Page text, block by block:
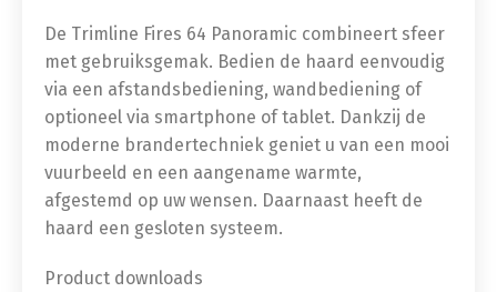
De Trimline Fires 64 Panoramic combineert sfeer
met gebruiksgemak. Bedien de haard eenvoudig
via een afstandsbediening, wandbediening of
optioneel via smartphone of tablet. Dankzij de
moderne brandertechniek geniet u van een mooi
vuurbeeld en een aangename warmte,
afgestemd op uw wensen. Daarnaast heeft de
haard een gesloten systeem.
Product downloads